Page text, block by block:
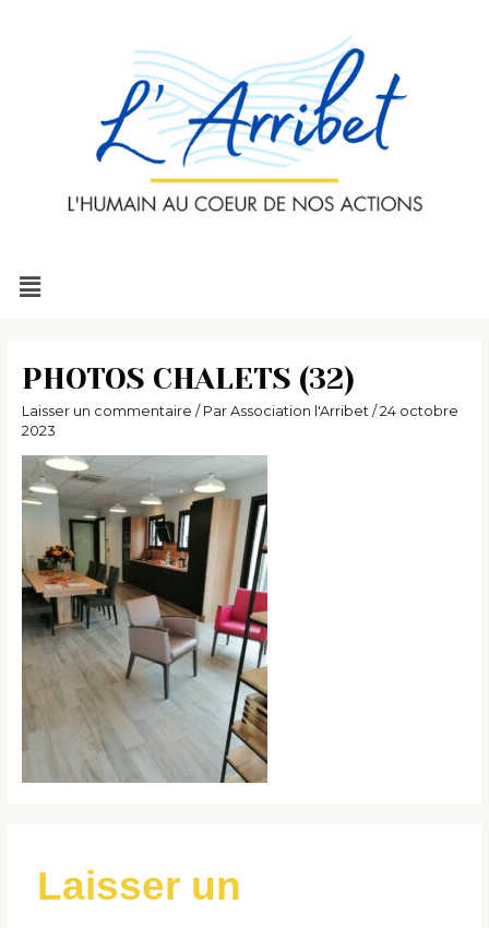
Menu
PHOTOS CHALETS (32)
Laisser un commentaire / Par Association l'Arribet / 24 octobre
2023
Laisser un